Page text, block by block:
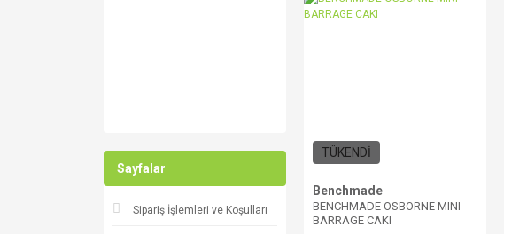
Sayfalar
Sipariş İşlemleri ve Koşulları
TÜKENDİ
Benchmade
BENCHMADE OSBORNE MINI
BARRAGE CAKI